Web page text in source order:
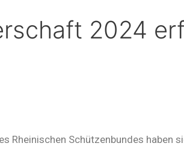
2024
Rheinischen Schützenbundes haben